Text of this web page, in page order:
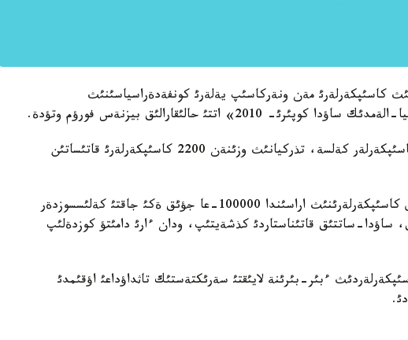
تذركيانئث كاسئپكةرلةرئ مةن ونةركاسئپ يةلةرئ كونفةدةراسياسئنئث
اتالعان فورؤمعا 135 ولكةدةن 2300 كاسئپكةرلةر كةلسة، تذركيانئث وزئنةن 2200 كاسئپكةرلةرئ قاتئساتئن
بذل شارا بارئسئندا تذركيا جانة شةتةل كاسئپكةرلةرئنئث اراسئندا 100000-عا جؤئق ةكئ جاقتئ كةلئسسوزدةر
ساؤدا-ساتتئق قاتئناستاردئ كذشةيتئپ، ودان ءارئ دامئتؤ كوزدةلئپ
ءبئر-بئرئنة لايئقتئ سةرئكتةستئك تاثداؤداعئ اؤقئمدئ